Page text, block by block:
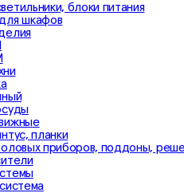
блоки питания
шкафов
планки
приборов, поддоны,